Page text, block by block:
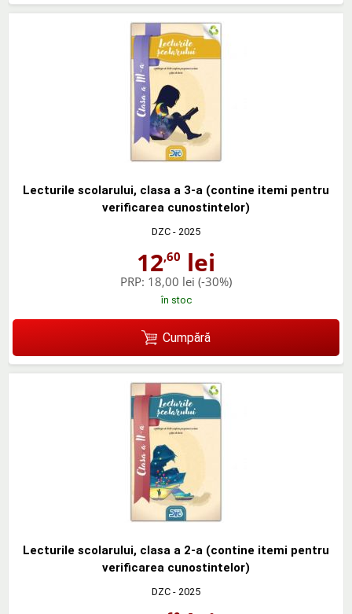
Lecturile scolarului, clasa a 3-a (contine itemi pentru
verificarea cunostintelor)
DZC - 2025
12,60 lei
PRP: 18,00 lei (-30%)
în stoc
Cumpără
Lecturile scolarului, clasa a 2-a (contine itemi pentru
verificarea cunostintelor)
DZC - 2025